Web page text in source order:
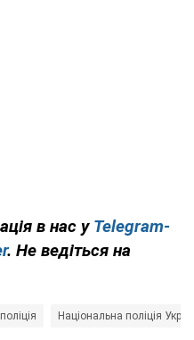
в нас у Telegram-
. Не ведіться на
поліція Національна поліція